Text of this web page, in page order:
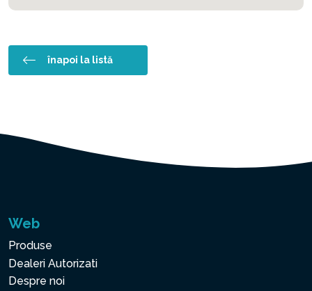
înapoi la listă
Web
Produse
Dealeri Autorizati
Despre noi